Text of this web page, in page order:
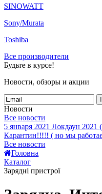
SINOWATT
Sony/Murata
Toshiba
Все производители
Будьте в курсе!
Новости, обзоры и акции
Новости
Все новости
5 января 2021 Локдаун 2021
Карантин!!!!! ( но мы
Все новости
Головна
Каталог
Зарядні пристрої